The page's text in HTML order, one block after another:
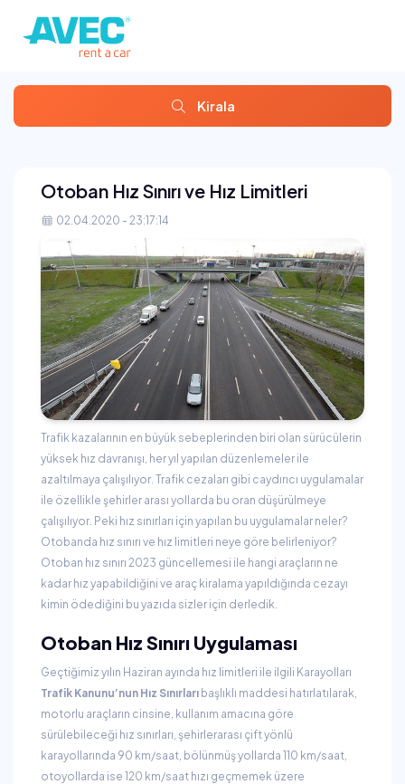
Kirala
Otoban Hız Sınırı ve Hız Limitleri
02.04.2020 - 23:17:14
Trafik kazalarının en büyük sebeplerinden biri olan sürücülerin
yüksek hız davranışı, her yıl yapılan düzenlemeler ile
azaltılmaya çalışılıyor. Trafik cezaları gibi caydırıcı uygulamalar
ile özellikle şehirler arası yollarda bu oran düşürülmeye
çalışılıyor. Peki hız sınırları için yapılan bu uygulamalar neler?
Otobanda hız sınırı ve hız limitleri neye göre belirleniyor?
Otoban hız sınırı 2023 güncellemesi ile hangi araçların ne
kadar hız yapabildiğini ve araç kiralama yapıldığında cezayı
kimin ödediğini bu yazıda sizler için derledik.
Otoban Hız Sınırı Uygulaması
Geçtiğimiz yılın Haziran ayında hız limitleri ile ilgili Karayolları
Trafik Kanunu’nun Hız Sınırları başlıklı maddesi hatırlatılarak,
motorlu araçların cinsine, kullanım amacına göre
sürülebileceği hız sınırları, şehirlerarası çift yönlü
karayollarında 90 km/saat, bölünmüş yollarda 110 km/saat,
otoyollarda ise 120 km/saat hızı geçmemek üzere